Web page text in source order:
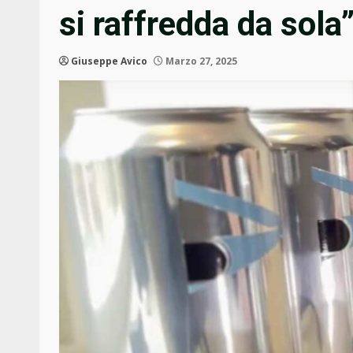
si raffredda da
Giuseppe Avico Marzo 27, 2025